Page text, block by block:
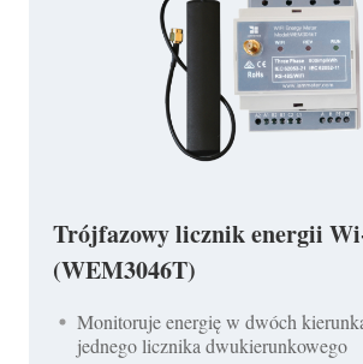
Trójfazowy licznik energii
(WEM3046T)
Monitoruje energię w dwóch
jednego licznika dwukierunkowego